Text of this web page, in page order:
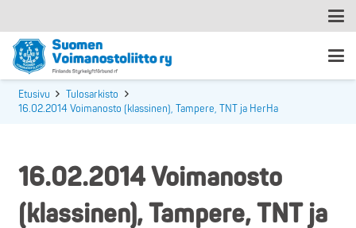
Etusivu
Tulosarkisto
16.02.2014 Voimanosto (klassinen), Tampere, TNT ja HerHa
16.02.2014 Voimanosto
(klassinen), Tampere, TNT ja